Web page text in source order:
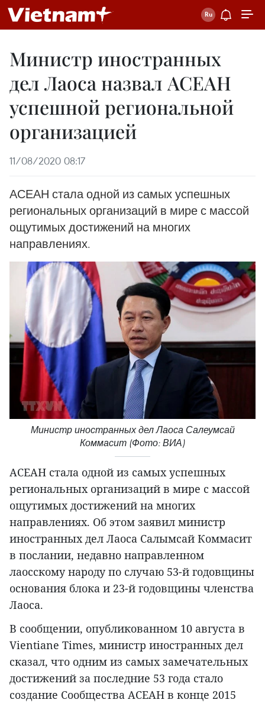
Министр иностранных
дел Лаоса назвал АСЕАН
успешной региональной
организацией
11/08/2020 08:17
АСЕАН стала одной из самых успешных
региональных организаций в мире с массой
ощутимых достижений на многих
направлениях.
Министр иностранных дел Лаоса Салеумсай
Коммасит (Фото: ВИА)
АСЕАН стала одной из самых успешных
региональных организаций в мире с массой
ощутимых достижений на многих
направлениях. Об этом заявил министр
иностранных дел Лаоса Салымсай Коммасит
в послании, недавно направленном
лаосскому народу по случаю 53-й годовщины
основания блока и 23-й годовщины членства
Лаоса.
В сообщении, опубликованном 10 августа в
Vientiane Times, министр иностранных дел
сказал, что одним из самых замечательных
достижений за последние 53 года стало
создание Сообщества АСЕАН в конце 2015